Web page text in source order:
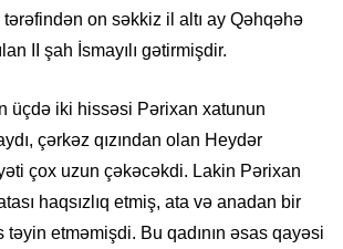
tərəfindən on səkkiz il altı ay Qəhqəhə
II şah İsmayılı gətirmişdir.
üçdə iki hissəsi Pərixan xatunun
çərkəz qızından olan Heydər
çox uzun çəkəcəkdi. Lakin Pərixan
haqsızlıq etmiş, ata və anadan bir
təyin etməmişdi. Bu qadının əsas qayəsi